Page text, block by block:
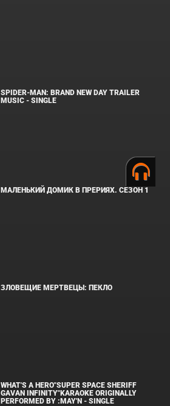
SPIDER-MAN: BRAND NEW DAY TRAILER
MUSIC - SINGLE
МАЛЕНЬКИЙ ДОМИК В ПРЕРИЯХ. СЕЗОН 1
ЗЛОВЕЩИЕ МЕРТВЕЦЫ: ПЕКЛО
WHAT'S A HERO"SUPER SPACE SHERIFF
GAVAN INFINITY"KARAOKE ORIGINALLY
PERFORMED BY :MAY'N - SINGLE